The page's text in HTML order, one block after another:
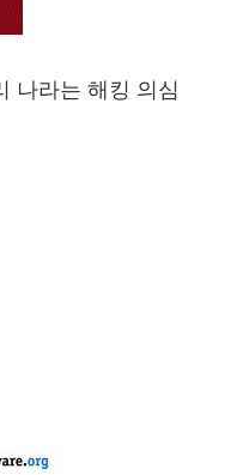
나라는 해킹 의심